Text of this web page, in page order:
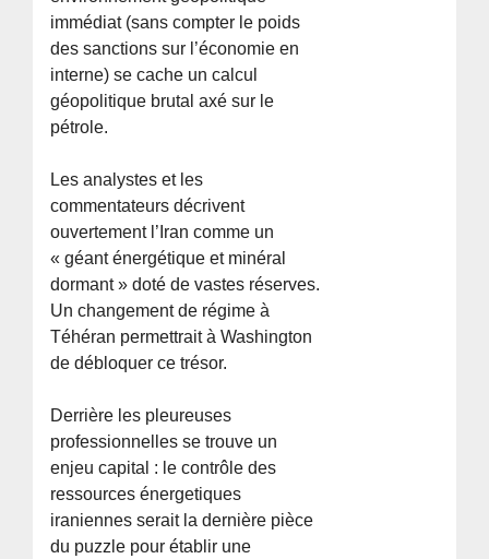
immédiat (sans compter le poids
des sanctions sur l’économie en
interne) se cache un calcul
géopolitique brutal axé sur le
pétrole.
Les analystes et les
commentateurs décrivent
ouvertement l’Iran comme un
« géant énergétique et minéral
dormant » doté de vastes réserves.
Un changement de régime à
Téhéran permettrait à Washington
de débloquer ce trésor.
Derrière les pleureuses
professionnelles se trouve un
enjeu capital : le contrôle des
ressources énergetiques
iraniennes serait la dernière pièce
du puzzle pour établir une